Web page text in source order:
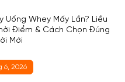
Uống Whey Mấy Lần? Liều
Điểm & Cách Chọn Đúng
Mới
6, 2026